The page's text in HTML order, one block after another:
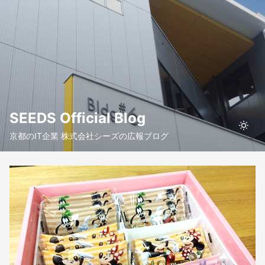
SEEDS Official Blog
京都のIT企業 株式会社シーズの広報ブログ